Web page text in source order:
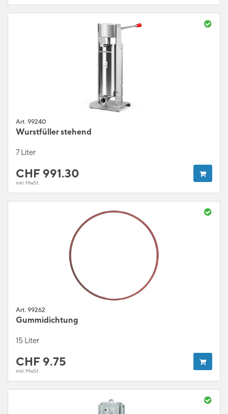
Art. 99240
Wurstfüller stehend
7 Liter
CHF 991.30
inkl. MwSt.
Art. 99262
Gummidichtung
15 Liter
CHF 9.75
inkl. MwSt.